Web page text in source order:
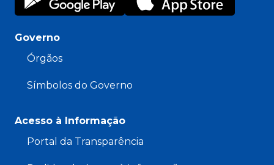
Governo
Órgãos
Símbolos do Governo
Acesso à Informação
Portal da Transparência